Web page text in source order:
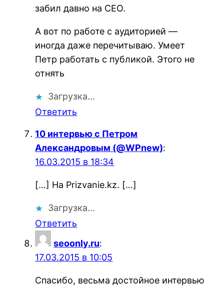
забил давно на СЕО.
А вот по работе с аудиторией —
иногда даже перечитываю. Умеет
Петр работать с публикой. Этого не
отнять
Загрузка…
Ответить
10 интервью с Петром
Александровым (@WPnew):
16.03.2015 в 18:34
[…] На Prizvanie.kz. […]
Загрузка…
Ответить
seoonly.ru:
17.03.2015 в 10:05
Спасибо, весьма достойное интервью